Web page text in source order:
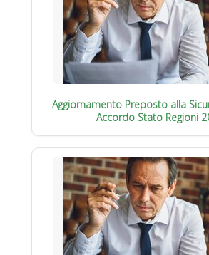
Aggiornamento Preposto alla
Accordo Stato Regioni